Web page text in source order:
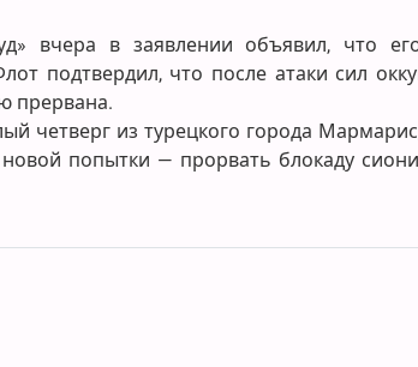
вчера в заявлении объявил, что
подтвердил, что после атаки сил
прервана.
четверг из турецкого города
попытки — прорвать блокаду